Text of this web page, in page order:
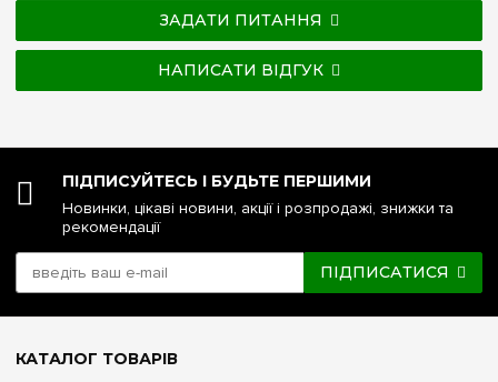
ЗАДАТИ ПИТАННЯ
НАПИСАТИ ВІДГУК
ПІДПИСУЙТЕСЬ І БУДЬТЕ ПЕРШИМИ
Новинки, цікаві новини, акції і розпродажі, знижки та
рекомендації
ПІДПИСАТИСЯ
КАТАЛОГ ТОВАРІВ